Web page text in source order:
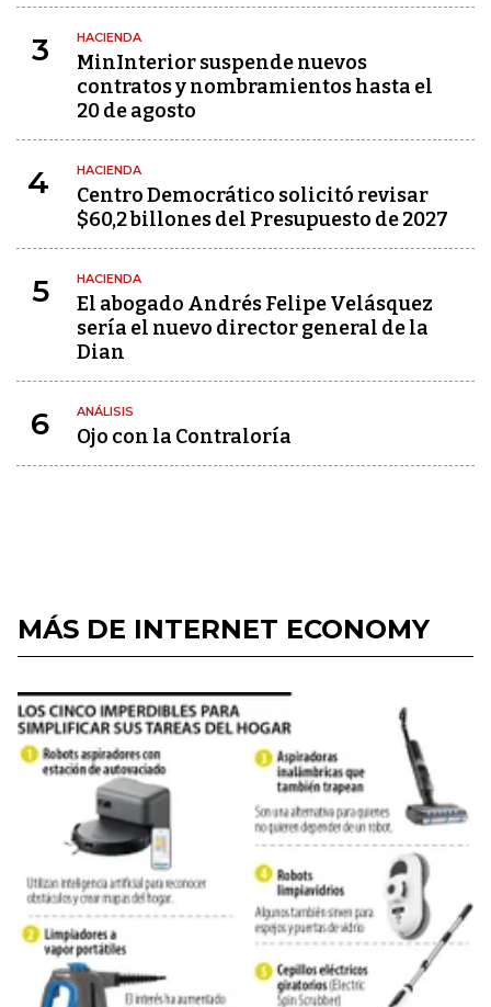
3 HACIENDA
MinInterior suspende nuevos
contratos y nombramientos hasta el
20 de agosto
4 HACIENDA
Centro Democrático solicitó revisar
$60,2 billones del Presupuesto de 2027
5 HACIENDA
El abogado Andrés Felipe Velásquez
sería el nuevo director general de la
Dian
6 ANÁLISIS
Ojo con la Contraloría
MÁS DE INTERNET ECONOMY